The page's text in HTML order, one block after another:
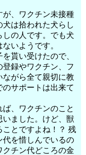
が、ワクチン未接種
は拾われた犬らし
しの人です。でも犬
いようです。
貰い受けたので、
録やワクチン、フ
ながら全て親切に教
サポートは出来て
、ワクチンのこと
いました。けど、獣
ことですよね！？ 残
代を惜しんでいるの
チン代どころの金